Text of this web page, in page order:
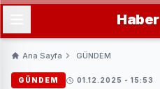
Haber
Ana Sayfa GÜNDEM
GÜNDEM 01.12.2025 - 15:53